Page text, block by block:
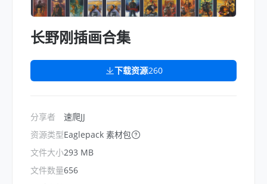
长野刚插画合集
下载资源260
分享者
资源类型
文件大小
文件数量
速爬JJ
Eaglepack 素材包
293 MB
656